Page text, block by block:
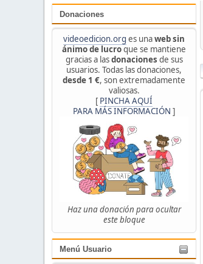
Donaciones
videoedicion.org es unaweb sin
ánimo de lucroque se mantiene
gracias a lasdonaciones de sus
usuarios. Todas las donaciones,
desde 1 €, son extremadamente
valiosas.
[ PINCHA AQUÍ
PARA MÁS INFORMACIÓN ]
Haz una donación para ocultar
este bloque
Menú Usuario